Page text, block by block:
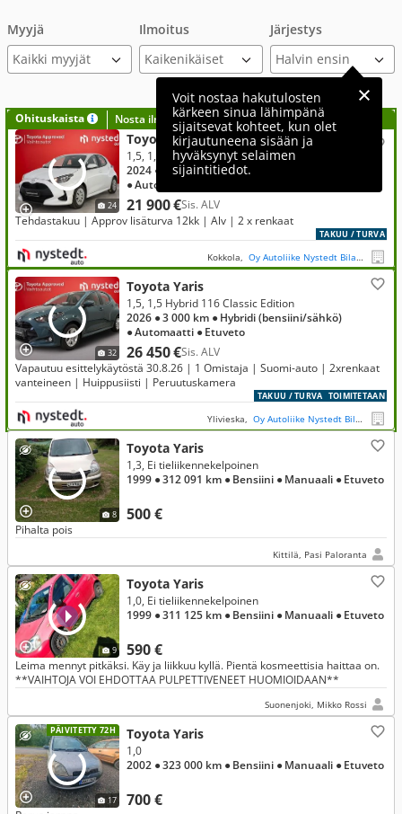
Myyjä
Kaikki myyjät
Ilmoitus Järjestys
Voit nostaa hakutulosten
kärkeen sinua lähimpänä
sijaitsevat kohteet, kun olet
kirjautuneena sisään ja
hyväksynyt selaimen
sijaintitiedot.
Ohituskaista Nosta ilmoituksesi tähän?
24
Toyota Yaris
21 900 €Sis. ALV
1,5, 1,5 Hybrid 116 Active
2024 ● 11 900 km● Hybridi (bensiini/sähkö)
● Automaatti
Tehdastakuu | Approv lisäturva 12kk | Alv | 2 x renkaat
TAKUU / TURVA
Kokkola, Oy Autoliike Nystedt Bilaffär Ab
32
Toyota Yaris
26 450 €Sis. ALV
1,5, 1,5 Hybrid 116 Classic Edition
2026 ● 3 000 km ● Hybridi (bensiini/sähkö)
● Automaatti ● Etuveto
Vapautuu esittelykäytöstä 30.8.26 | 1 Omistaja | Suomi-auto | 2xrenkaat
vanteineen | Huippusiisti | Peruutuskamera
TOIMITETAAN
TAKUU / TURVA
Ylivieska, Oy Autoliike Nystedt Bilaffär Ab
8
Toyota Yaris
500 €
1,3, Ei tieliikennekelpoinen
1999 ● 312 091 km ● Bensiini ● Manuaali ● Etuveto
Pihalta pois
Kittilä, Pasi Paloranta
9
Toyota Yaris
590 €
1,0, Ei tieliikennekelpoinen
1999 ● 311 125 km ● Bensiini ● Manuaali ● Etuveto
Leima mennyt pitkäksi. Käy ja liikkuu kyllä. Pientä kosmeettisia haittaa on.
**VAIHTOJA VOI EHDOTTAA PULPETTIVENEET HUOMIOIDAAN**
Suonenjoki, Mikko Rossi
PÄIVITETTY 72H
17
Toyota Yaris
700 €
1,0
2002 ● 323 000 km ● Bensiini ● Manuaali ● Etuveto